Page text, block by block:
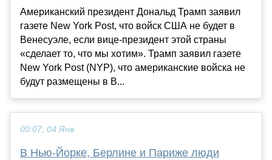
Американский президент Дональд Трамп заявил
газете New York Post, что войск США не будет в
Венесуэле, если вице-президент этой страны
«сделает то, что мы хотим». Трамп заявил газете
New York Post (NYP), что американские войска не
будут размещены в В...
00:07, 04 Янв
В Нью-Йорке, Берлине и Париже люди